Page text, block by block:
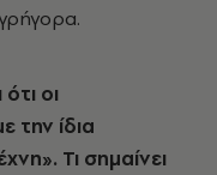
οι
την ίδια
Τι σημαίνει